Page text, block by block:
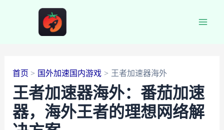
首页 国外加速国内游戏 王者加速器海外
王者加速器海外：番茄加速
器，海外王者的理想网络解